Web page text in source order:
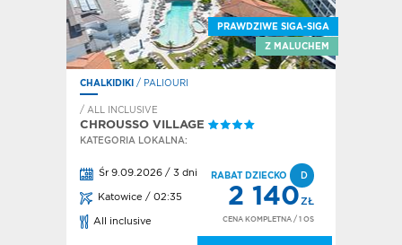
PRAWDZIWE SIGA-SIGA
Z MALUCHEM
CHALKIDIKI / PALIOURI
/ ALL INCLUSIVE
CHROUSSO VILLAGE
KATEGORIA LOKALNA:
Śr 9.09.2026 / 3 dni
Katowice / 02:35
All inclusive
RABAT DZIECKO D
2 140ZŁ
CENA KOMPLETNA / 1 OS